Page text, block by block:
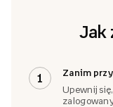
Jak
1
Zanim
Upewnij